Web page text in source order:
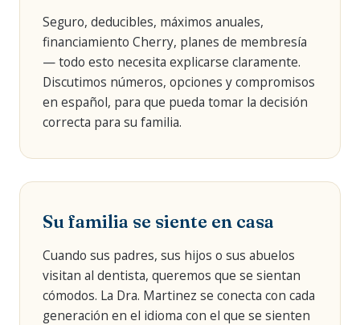
Seguro, deducibles, máximos anuales,
financiamiento Cherry, planes de membresía
— todo esto necesita explicarse claramente.
Discutimos números, opciones y compromisos
en español, para que pueda tomar la decisión
correcta para su familia.
Su familia se siente en casa
Cuando sus padres, sus hijos o sus abuelos
visitan al dentista, queremos que se sientan
cómodos. La Dra. Martinez se conecta con cada
generación en el idioma con el que se sienten